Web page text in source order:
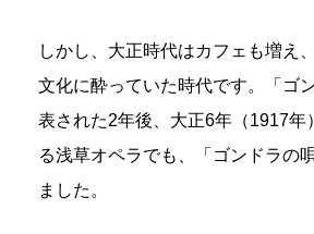
しかし、大正時代はカフェも増え
文化に酔っていた時代です。「ゴ
表された2年後、大正6年（1917年
る浅草オペラでも、「ゴンドラの
ました。